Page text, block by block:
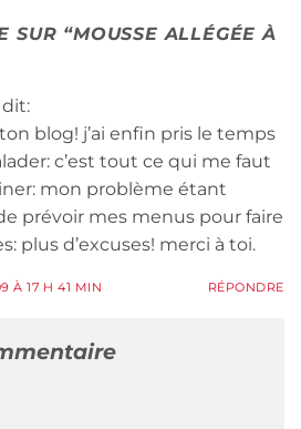
SUR “MOUSSE ALLÉGÉE À
dit:
blog! j’ai enfin pris le temps
c’est tout ce qui me faut
mon problème étant
prévoir mes menus pour faire
plus d’excuses! merci à toi.
À 17 H 41 MIN RÉPONDRE